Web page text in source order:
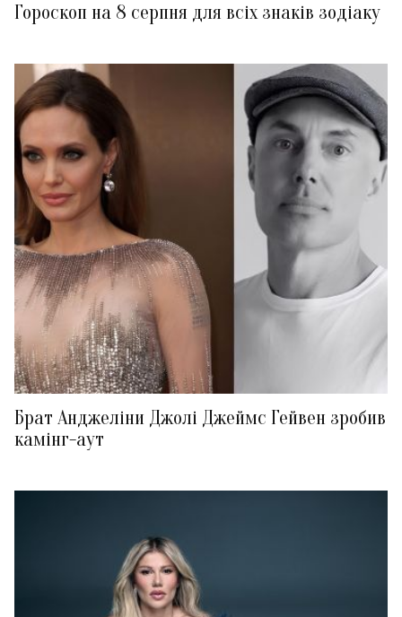
Гороскоп на 8 серпня для всіх знаків зодіаку
Брат Анджеліни Джолі Джеймс Гейвен зробив
камінг-аут